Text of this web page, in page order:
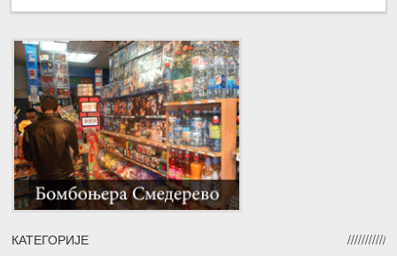
КАТЕГОРИЈЕ